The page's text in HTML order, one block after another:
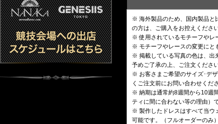
※ 海外製品のため、国内製品と
の方は、ご購入をお控えくださ
※ 使用されているモチーフやレ
※ モチーフやレースの変更にと
※ 掲載している写真の色は、出
予めご了承の上、ご注文くださ
※ お客さまご希望のサイズ･デ
くご注文前にお問い合わせくだ
※ 納期は通常約8週間から10週
ティに間に合わない等の理由）
※ 製作したドレスはすべて当ウ
可能です。（フルオーダーのみ